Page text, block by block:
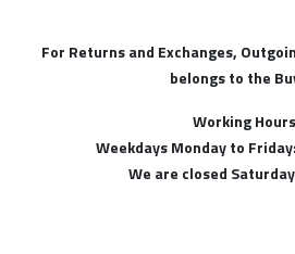
Sadece Stoktakiler
For Returns and Exchanges,
belongs to the
Working Hours
Weekdays Monday to
We are closed